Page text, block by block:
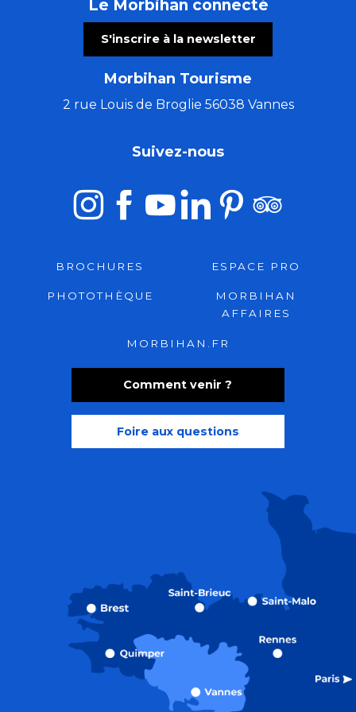
Le Morbihan connecté
S'inscrire à la newsletter
Morbihan Tourisme
2 rue Louis de Broglie 56038 Vannes
Comment venir ?
Foire aux questions
Suivez-nous
BROCHURES ESPACE PRO
PHOTOTHÈQUE
MORBIHAN
AFFAIRES
MORBIHAN.FR